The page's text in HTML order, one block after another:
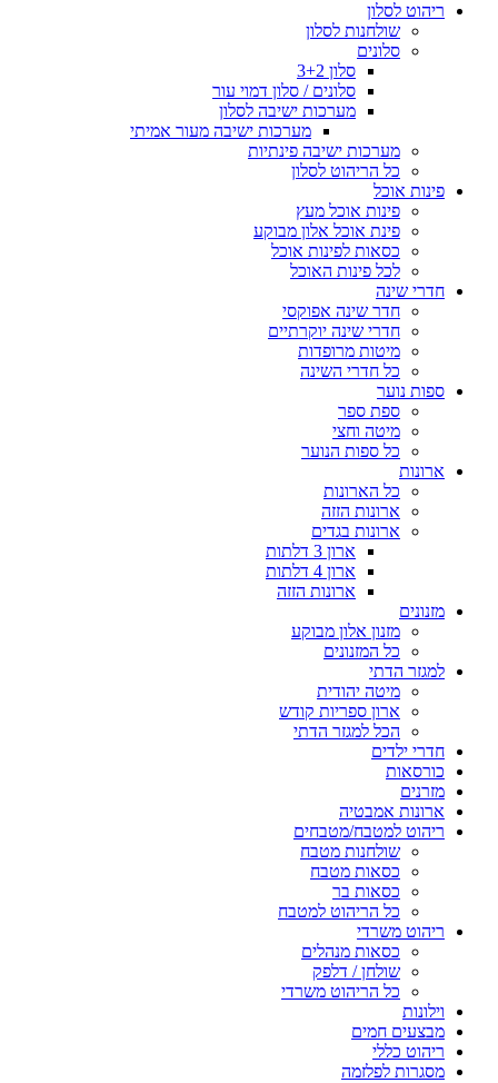
ריהוט לסלון
שולחנות לסלון
סלונים
סלון 3+2
סלונים / סלון דמוי עור
מערכות ישיבה לסלון
מערכות ישיבה מעור אמיתי
מערכות ישיבה פינתיות
כל הריהוט לסלון
פינות אוכל
פינות אוכל מעץ
פינת אוכל אלון מבוקע
כסאות לפינות אוכל
לכל פינות האוכל
חדרי שינה
חדר שינה אפוקסי
חדרי שינה יוקרתיים
מיטות מרופדות
כל חדרי השינה
ספות נוער
ספת ספר
מיטה וחצי
כל ספות הנוער
ארונות
כל הארונות
ארונות הזזה
ארונות בגדים
ארון 3 דלתות
ארון 4 דלתות
ארונות הזזה
מזנונים
מזנון אלון מבוקע
כל המזנונים
למגזר הדתי
מיטה יהודית
ארון ספריות קודש
הכל למגזר הדתי
חדרי ילדים
כורסאות
מזרנים
ארונות אמבטיה
ריהוט למטבח/מטבחים
שולחנות מטבח
כסאות מטבח
כסאות בר
כל הריהוט למטבח
ריהוט משרדי
כסאות מנהלים
שולחן / דלפק
כל הריהוט משרדי
וילונות
מבצעים חמים
ריהוט כללי
מסגרות לפלזמה